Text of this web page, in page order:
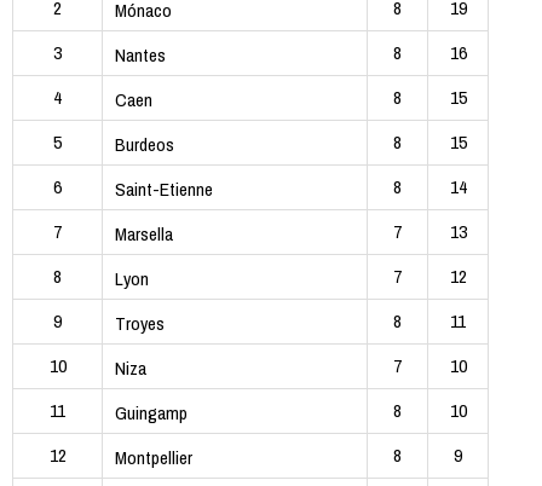
2
Mónaco 8
19
3
Nantes 8
16
4
Caen 8
15
5
Burdeos 8
15
6
Saint-Etienne 8
14
7
Marsella 7
13
8
Lyon 7
12
9
Troyes 8
11
10
Niza 7
10
11
Guingamp 8
10
12
Montpellier 8
9